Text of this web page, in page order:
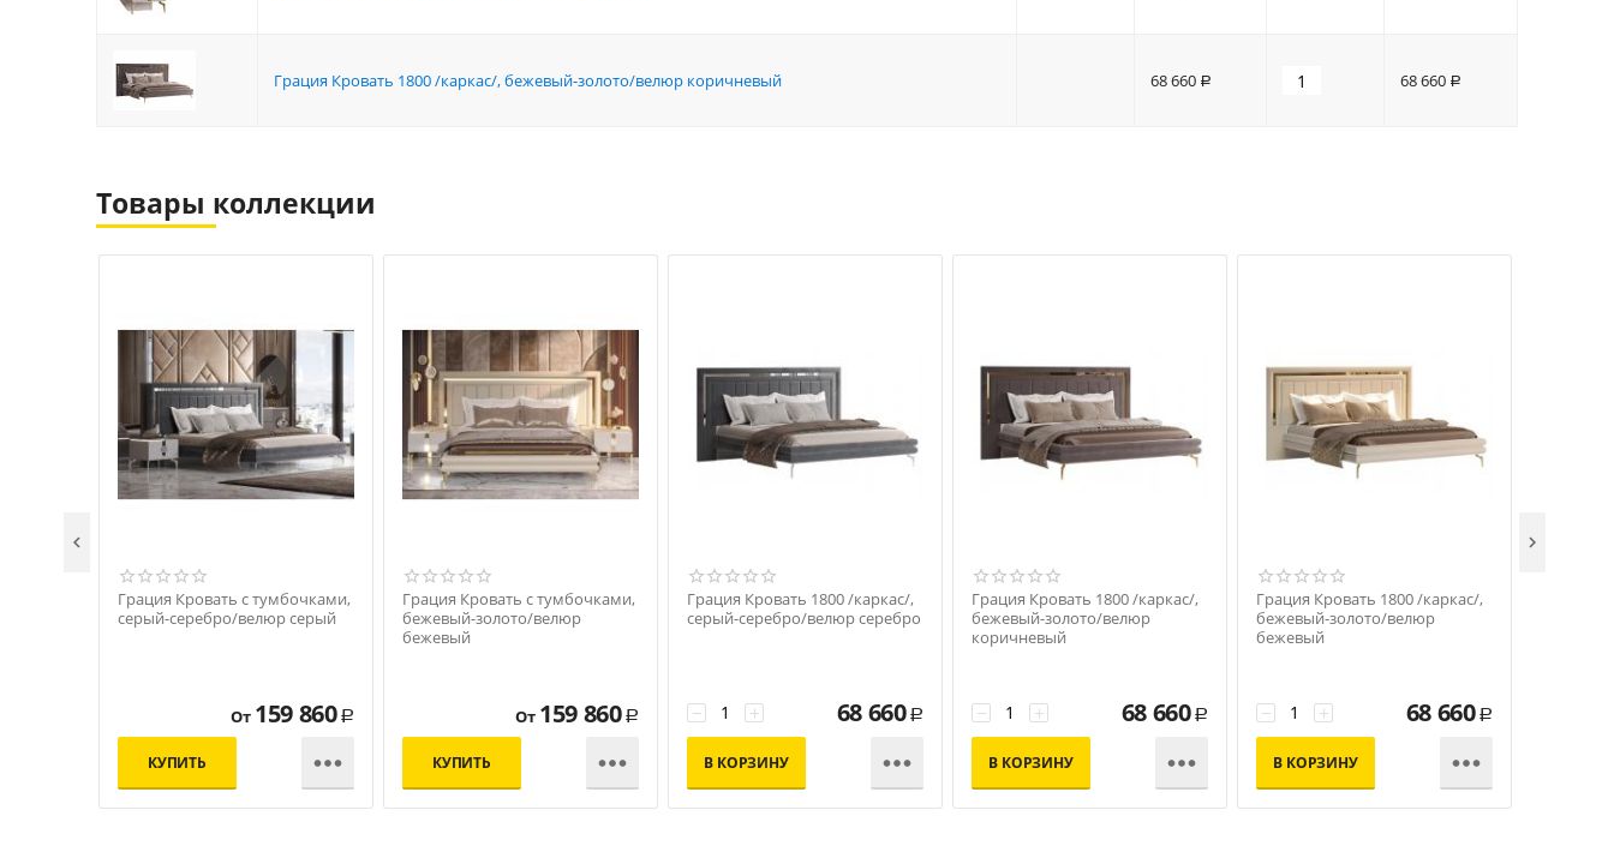
Грация Кровать 1800 /каркас/, бежевый-золото/велюр коричневый 68 660 Р 68 660 Р
Товары коллекции
Грация Кровать с тумбочками,
серый-серебро/велюр серый
От 159 860 Р
КУПИТЬ 
Грация Кровать с тумбочками,
бежевый-золото/велюр
бежевый
От 159 860 Р
КУПИТЬ 
Грация Кровать 1800 /каркас/,
серый-серебро/велюр серебро
+
− 68 660 Р
В КОРЗИНУ 
Грация Кровать 1800 /каркас/,
бежевый-золото/велюр
коричневый
+
− 68 660 Р
В КОРЗИНУ 
Грация Кровать 1800 /каркас/,
бежевый-золото/велюр
бежевый
+
− 68 660 Р
В КОРЗИНУ 
 